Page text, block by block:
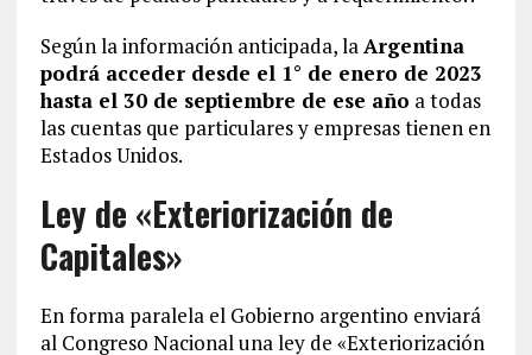
Según la información anticipada, la Argentina
podrá acceder desde el 1° de enero de 2023
hasta el 30 de septiembre de ese año a todas
las cuentas que particulares y empresas tienen en
Estados Unidos.
Ley de «Exteriorización de
Capitales»
En forma paralela el Gobierno argentino enviará
al Congreso Nacional una ley de «Exteriorización